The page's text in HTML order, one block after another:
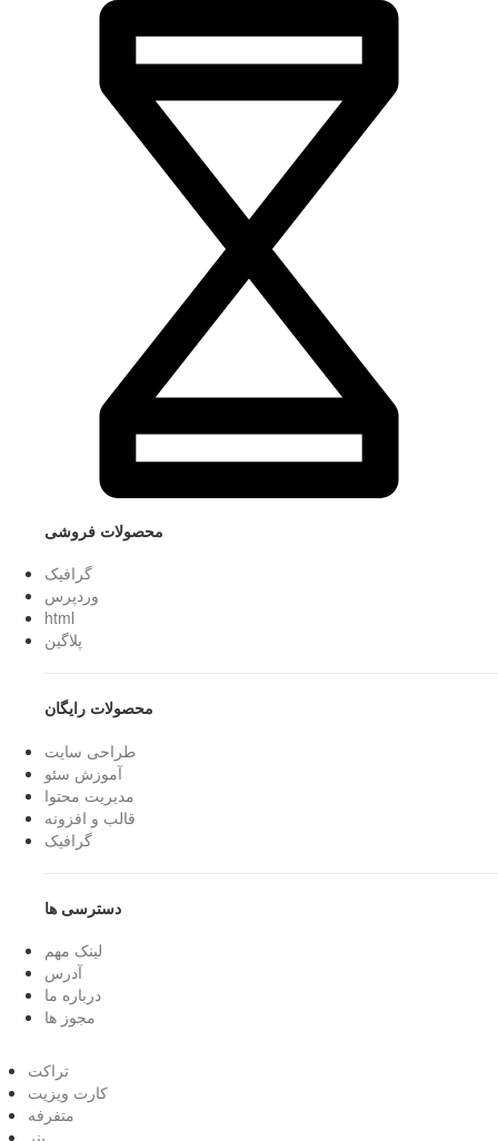
محصولات فروشی
گرافیک
وردپرس
html
پلاگین
محصولات رایگان
طراحی سایت
آموزش سئو
مدیریت محتوا
قالب و افزونه
گرافیک
دسترسی ها
لینک مهم
آدرس
درباره ما
مجوز ها
تراکت
کارت ویزیت
متفرفه